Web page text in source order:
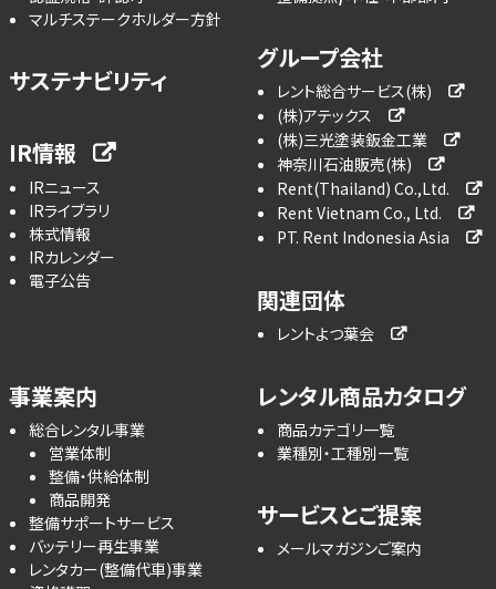
マルチステークホルダー方針
サステナビリティ
IR情報
IRニュース
IRライブラリ
株式情報
IRカレンダー
電子公告
グループ会社
レント総合サービス(株)
(株)アテックス
(株)三光塗装鈑金工業
神奈川石油販売(株)
Rent(Thailand) Co.,Ltd.
Rent Vietnam Co., Ltd.
PT. Rent Indonesia Asia
関連団体
レントよつ葉会
事業案内
総合レンタル事業
営業体制
整備・供給体制
商品開発
整備サポートサービス
バッテリー再生事業
レンタカー(整備代車)事業
レンタル商品カタログ
商品カテゴリ一覧
業種別・工種別一覧
サービスとご提案
メールマガジンご案内